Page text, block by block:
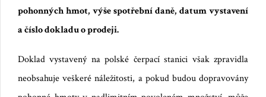
pohonných hmot, výše spotřební daně, datum vystavení
a číslo dokladu o prodeji.
Doklad vystavený na polské čerpací stanici však zpravidla
neobsahuje veškeré náležitosti, a pokud budou dopravovány